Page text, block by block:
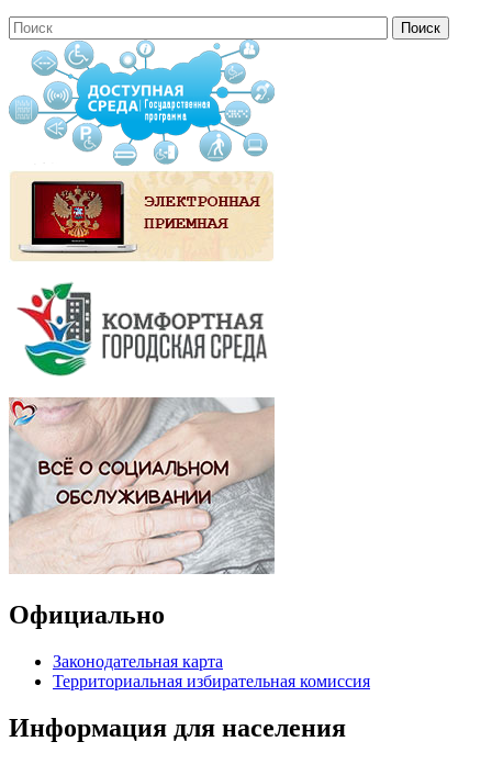
Официально
Законодательная карта
Территориальная избирательная комиссия
Информация для населения